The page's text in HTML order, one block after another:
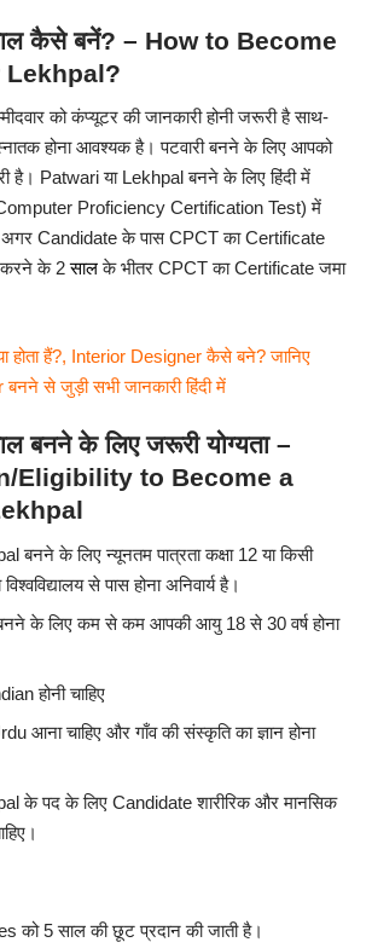
कैसे बनें? – How to Become
Lekhpal?
को कंप्यूटर की जानकारी होनी जरूरी हैसाथ-
होना आवश्यक है।पटवारी बनने के लिए आपको
है। Patwari या Lekhpal बनने के लिएहिंदी में
Proficiency Certification Test) में
अगर Candidate के पास CPCT का Certificate
करने के 2साल के भीतर CPCT का Certificate जमा
होता हैं?, Interior Designer कैसे बने? जानिए
से जुड़ी सभी जानकारी हिंदी में
बनने के लिए जरूरी योग्यता –
Eligibility to Become a
बनने के लिए न्यूनतम पात्रता कक्षा 12 या किसी
विश्वविद्यालय से पास होना अनिवार्य है।
बनने के लिए कम से कम आपकी आयु 18 से 30 वर्ष होना
होनी चाहिए
आना चाहिए और गाँव की संस्कृति का ज्ञान होना
के पद के लिए Candidate शारीरिक और मानसिक
को 5 साल की छूट प्रदान की जाती है।